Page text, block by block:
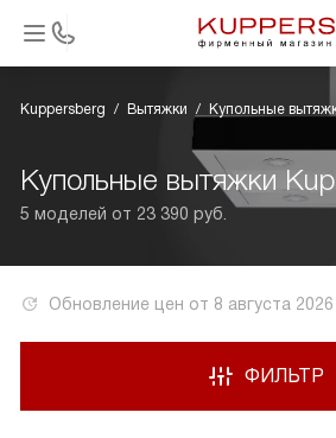
Kuppersberg Вытяжки Купольные
Купольные вытяжки
5 моделей от 23 390 руб.
Обновление цен от 8 августа 2026
ФИЛЬТР